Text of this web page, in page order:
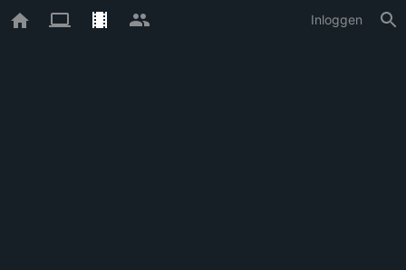
Inloggen